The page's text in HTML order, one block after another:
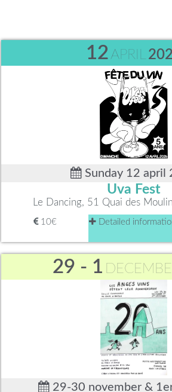
12APRIL
Sunday 12 april
Uva Fest
Le Dancing, 51 Quai des
10€ Detailed
29 - 1
29-30 november &